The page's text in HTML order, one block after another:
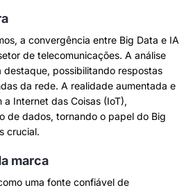
a convergência entre Big Data e IA
de telecomunicações. A análise
destaque, possibilitando respostas
da rede. A realidade aumentada e
Internet das Coisas (IoT),
de dados, tornando o papel do Big
crucial.
marca
uma fonte confiável de